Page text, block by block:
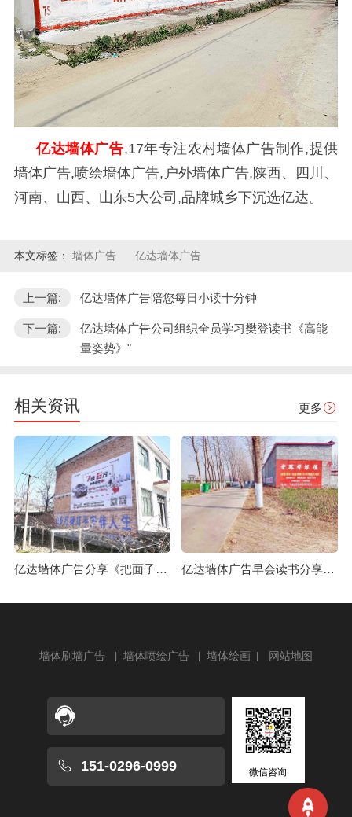
亿达墙体广告,17年专注农村墙体广告制作,提供
墙体广告,喷绘墙体广告,户外墙体广告,陕西、四川、
河南、山西、山东5大公司,品牌城乡下沉选亿达。
本文标签： 墙体广告 亿达墙体广告
上一篇: 亿达墙体广告陪您每日小读十分钟
下一篇:
亿达墙体广告公司组织全员学习樊登读书《高能
量姿势》​"
相关资讯 更多
亿达墙体广告分享《把面子放下，把日子过好》 亿达墙体广告早会读书分享《渗入潜意识》
墙体刷墙广告 墙体喷绘广告 墙体绘画 网站地图
151-0296-0999 微信咨询